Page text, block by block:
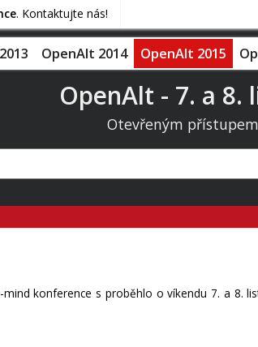
. Kontaktujte nás!
OpenAlt 2014 OpenAlt 2015
OpenAlt - 7. a 8.
Otevřeným
konference s proběhlo o víkendu 7. a 8.